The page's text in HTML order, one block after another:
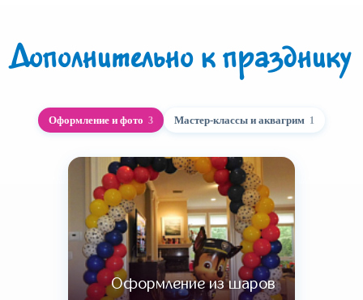
Дополнительно к празднику
Оформление и фото 3 Мастер-классы и аквагрим 1
Оформление из шаров